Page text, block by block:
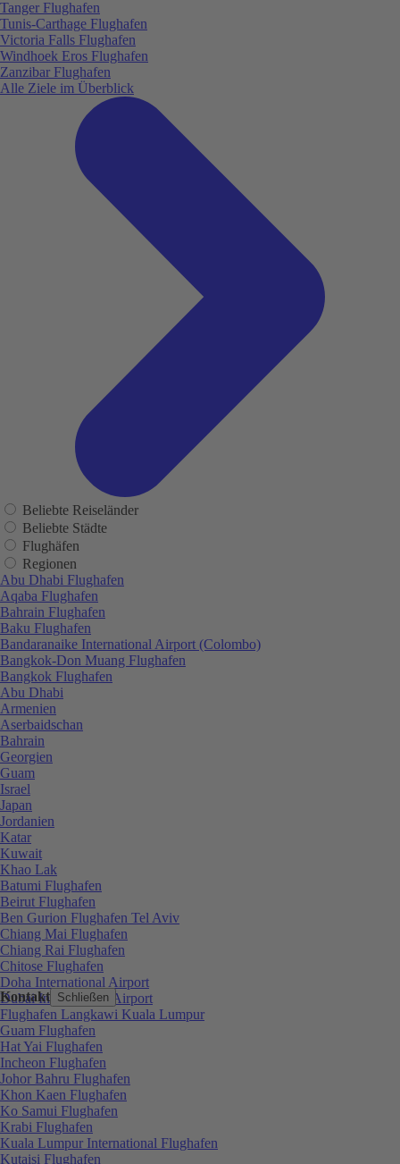
Kontakt Schließen
Tanger Flughafen
Tunis-Carthage Flughafen
Victoria Falls Flughafen
Windhoek Eros Flughafen
Zanzibar Flughafen
Alle Ziele im Überblick
Beliebte Reiseländer
Beliebte Städte
Flughäfen
Regionen
Abu Dhabi Flughafen
Aqaba Flughafen
Bahrain Flughafen
Baku Flughafen
Bandaranaike International Airport (Colombo)
Bangkok-Don Muang Flughafen
Bangkok Flughafen
Abu Dhabi
Armenien
Aserbaidschan
Bahrain
Georgien
Guam
Israel
Japan
Jordanien
Katar
Kuwait
Khao Lak
Batumi Flughafen
Beirut Flughafen
Ben Gurion Flughafen Tel Aviv
Chiang Mai Flughafen
Chiang Rai Flughafen
Chitose Flughafen
Doha International Airport
Dubai International Airport
Flughafen Langkawi Kuala Lumpur
Guam Flughafen
Hat Yai Flughafen
Incheon Flughafen
Johor Bahru Flughafen
Khon Kaen Flughafen
Ko Samui Flughafen
Krabi Flughafen
Kuala Lumpur International Flughafen
Kutaisi Flughafen